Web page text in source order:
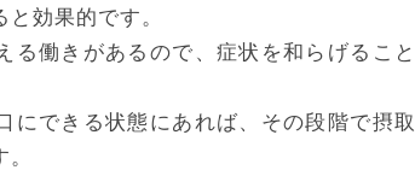
効果的です。
る働きがあるので、症状を和らげること
にできる状態にあれば、その段階で摂取